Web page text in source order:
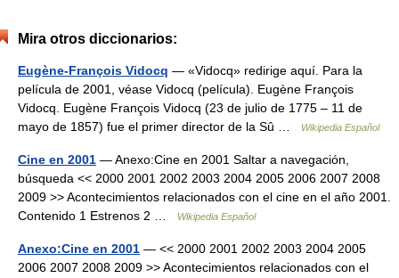
Mira otros diccionarios:
Eugène-François Vidocq — «Vidocq» redirige aquí. Para la
película de 2001, véase Vidocq (película). Eugène François
Vidocq. Eugène François Vidocq (23 de julio de 1775 – 11 de
mayo de 1857) fue el primer director de la Sû …
Wikipedia Español
Cine en 2001 — Anexo:Cine en 2001 Saltar a navegación,
búsqueda << 2000 2001 2002 2003 2004 2005 2006 2007 2008
2009 >> Acontecimientos relacionados con el cine en el año 2001.
Contenido 1 Estrenos 2 …
Wikipedia Español
Anexo:Cine en 2001 — << 2000 2001 2002 2003 2004 2005
2006 2007 2008 2009 >> Acontecimientos relacionados con el